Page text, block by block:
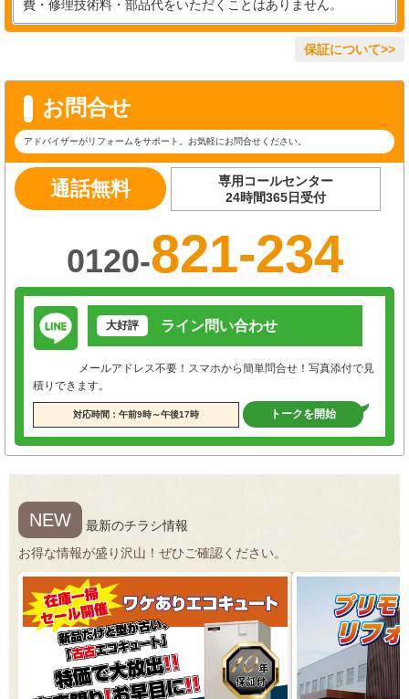
費・修理技術料・部品代をいただくことはありません。
保証について>>
お問合せ
アドバイザーがリフォームをサポート。お気軽にお問合せください。
通話無料
専用コールセンター
24時間365日受付
0120-821-234
大好評 ライン問い合わせ
メールアドレス不要！スマホから簡単問合せ！写真添付で見
積りできます。
対応時間：午前9時～午後17時 トークを開始
NEW
最新のチラシ情報
お得な情報が盛り沢山！ぜひご確認ください。